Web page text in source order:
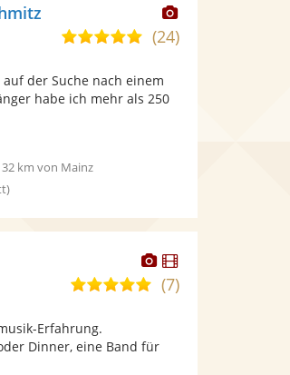
Dieser
Künstler
5,0
5
Sternen
(24)
der Suche nach einem
habe ich mehr als 250
32 km von Mainz
Dieser
Künstler
stellt
Dieser
Künstler
5,0
Sternen
(7)
Erfahrung.
Dinner, eine Band für